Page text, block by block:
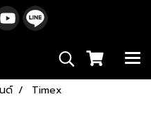
ด์
Timex